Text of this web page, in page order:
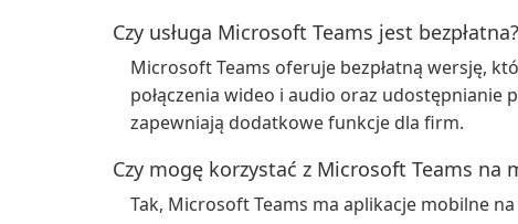
Czy usługa Microsoft Teams jest bezpłatna?
Microsoft Teams oferuje bezpłatną wersję,
połączenia wideo i audio oraz udostępnianie
zapewniają dodatkowe funkcje dla firm.
Czy mogę korzystać z Microsoft Teams
Tak, Microsoft Teams ma aplikacje mobilne